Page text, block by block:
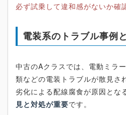
必ず試乗して違和感がないか確
電装系のトラブル事例
中古のAクラスでは、電動ミラ
類などの電装トラブルが散見さ
劣化による配線腐食が原因とな
見と対処が重要です。